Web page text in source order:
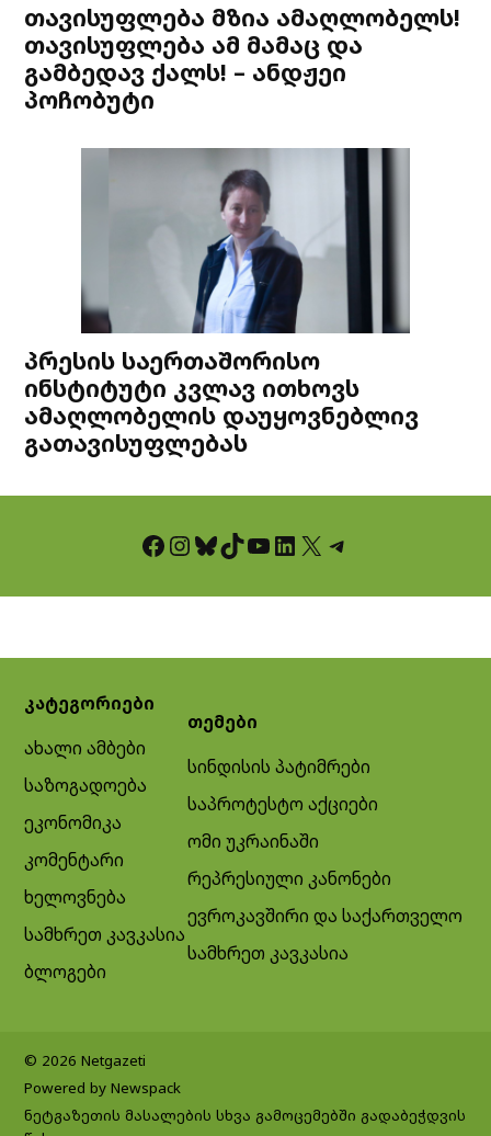
თავისუფლება მზია ამაღლობელს!
თავისუფლება ამ მამაც და
გამბედავ ქალს! – ანდჟეი
პოჩობუტი
პრესის საერთაშორისო
ინსტიტუტი კვლავ ითხოვს
ამაღლობელის დაუყოვნებლივ
გათავისუფლებას
Facebook InstagramBluesky TikTok YouTube LinkedIn X Telegram
კატეგორიები
ახალი ამბები
საზოგადოება
ეკონომიკა
კომენტარი
ხელოვნება
სამხრეთ კავკასია
ბლოგები
თემები
სინდისის პატიმრები
საპროტესტო აქციები
ომი უკრაინაში
რეპრესიული კანონები
ევროკავშირი და საქართველო
სამხრეთ კავკასია
© 2026 Netgazeti
Powered by Newspack
ნეტგაზეთის მასალების სხვა გამოცემებში გადაბეჭდვის